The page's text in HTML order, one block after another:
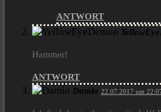
ANTWORT
Hammer!
ANTWORT
Damio 22.07.2017 um